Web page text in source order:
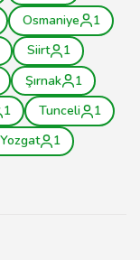
Osmaniye
1
Siirt
1
Şırnak
1
1 Tunceli
1
Yozgat
1